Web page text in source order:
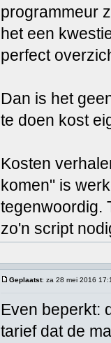
programmeur
het een
perfect
Dan is het
te doen kost
Kosten
komen" is
tegenwoordig.
zo'n script
Geplaatst: za 28 mei 2016
Even beperkt:
tarief dat de